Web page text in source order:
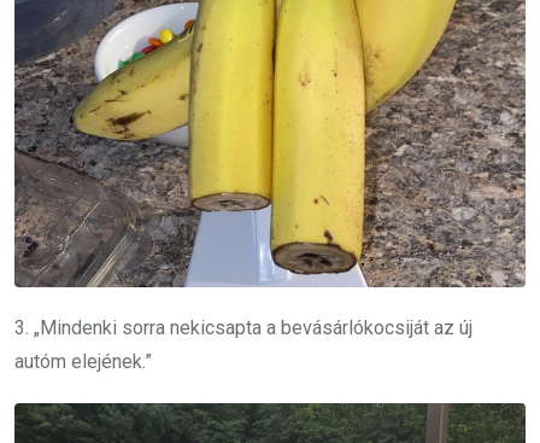
3. „Mindenki sorra nekicsapta a bevásárlókocsiját az új
autóm elejének.”